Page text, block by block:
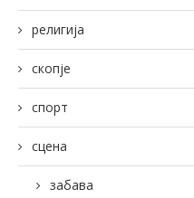
религија
скопје
спорт
сцена
забава